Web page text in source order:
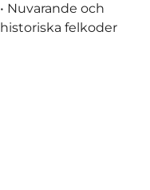
• Nuvarande och
historiska felkoder